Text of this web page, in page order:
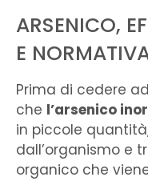
ARSENICO,
E
Prima di cedere
che l’arsenico
in piccole
dall’organismo e
organico che